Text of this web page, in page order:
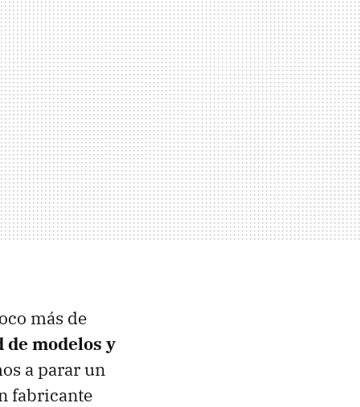
más de
modelos y
a parar un
fabricante